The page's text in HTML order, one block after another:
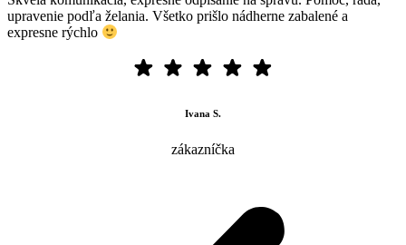
upravenie podľa želania. Všetko prišlo nádherne zabalené a
expresne rýchlo
Ivana S.
zákazníčka